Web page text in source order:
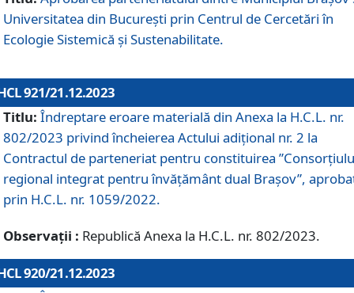
Universitatea din București prin Centrul de Cercetări în
Ecologie Sistemică și Sustenabilitate.
921/21.12.2023
Titlu: Îndreptare eroare materială din Anexa la H.C.L. nr.
802/2023 privind încheierea Actului adițional nr. 2 la
Contractul de parteneriat pentru constituirea
regional integrat pentru învățământ dual Brașov”,
prin H.C.L. nr. 1059/2022.
Observații : Republică Anexa la H.C.L. nr. 802/2023.
920/21.12.2023